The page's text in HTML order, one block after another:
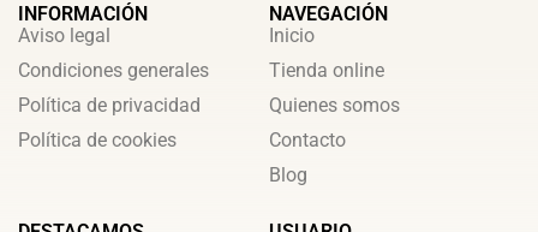
INFORMACIÓN
Aviso legal
Condiciones generales
Política de privacidad
Política de cookies
NAVEGACIÓN
Inicio
Tienda online
Quienes somos
Contacto
Blog